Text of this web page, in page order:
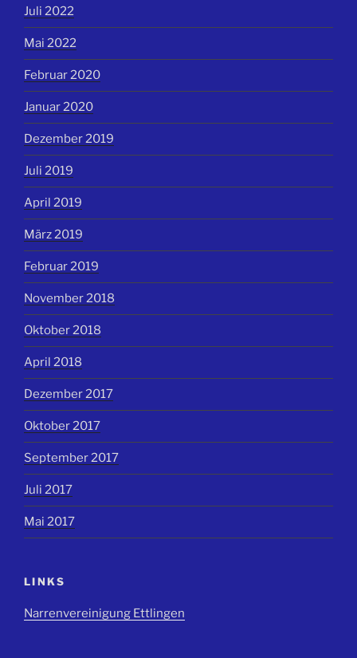
Juli 2022
Mai 2022
Februar 2020
Januar 2020
Dezember 2019
Juli 2019
April 2019
März 2019
Februar 2019
November 2018
Oktober 2018
April 2018
Dezember 2017
Oktober 2017
September 2017
Juli 2017
Mai 2017
LINKS
Narrenvereinigung Ettlingen